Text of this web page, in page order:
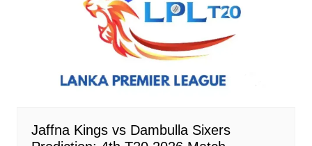
Jaffna Kings vs Dambulla Sixers